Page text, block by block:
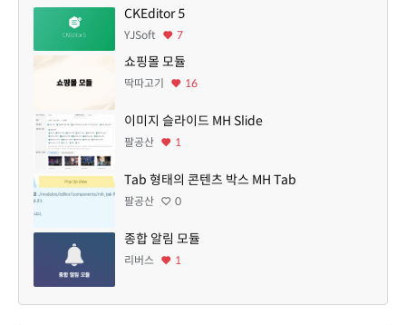
CKEditor 5
YJSoft 7
쇼핑몰 모듈
딱따고기 16
이미지 슬라이드 MH Slide
팔공산 1
Tab 형태의 콘텐츠 박스 MH Tab
팔공산 0
종합 알림 모듈
리버스 1